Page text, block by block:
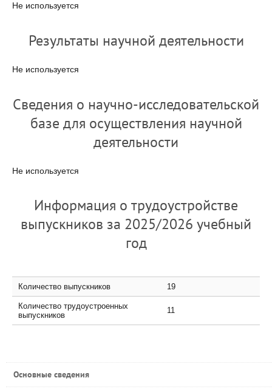
Не используется
Результаты научной деятельности
Не используется
Сведения о научно-исследовательской
базе для осуществления научной
деятельности
Не используется
Информация о трудоустройстве
выпускников за 2025/2026 учебный
год
Количество выпускников 19
Количество трудоустроенных
выпускников
11
Основные сведения